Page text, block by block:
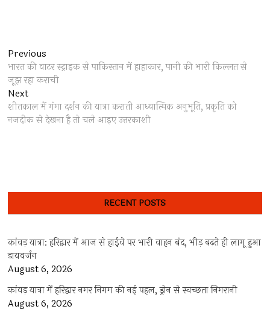
Post
navigation
Previous
post:
भारत की वाटर स्ट्राइक से पाकिस्तान में हाहाकार, पानी की भारी किल्लत से
जूझ रहा कराची
NextNext
post:
शीतकाल में गंगा दर्शन की यात्रा कराती आध्यात्मिक अनुभूति, प्रकृति को
नजदीक से देखना है तो चले आइए उत्तरकाशी
RECENT POSTS
कांवड़ यात्रा: हरिद्वार में आज से हाईवे पर भारी वाहन बंद, भीड़ बढ़ते ही लागू हुआ
डायवर्जन
August 6, 2026
कांवड़ यात्रा में हरिद्वार नगर निगम की नई पहल, ड्रोन से स्वच्छता निगरानी
August 6, 2026